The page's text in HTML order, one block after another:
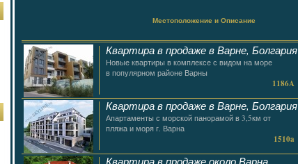
Местоположение и Описание
Квартира в продаже в Варне, Болгария
Новые квартиры в комплексе с видом на море
в популярном районе Варны
1186A
Квартира в продаже в Варне, Болгария
Апартаменты с морской панорамой в 3,5км от
пляжа и моря г. Варна
1510a